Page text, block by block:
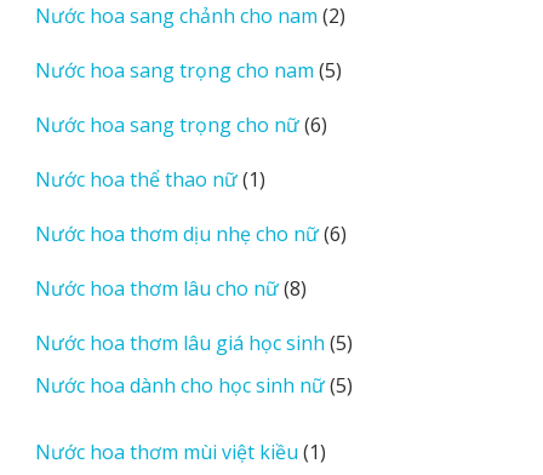
phẩm
Nước hoa sang chảnh cho nam 22
phẩm
Nước hoa sang trọng cho nam 55
Nước hoa sang trọng cho nữ 66
Nước hoa thể thao nữ 11
phẩm
Nước hoa thơm dịu nhẹ cho nữ 66
Nước hoa thơm lâu cho nữ 88
phẩm
Nước hoa thơm lâu giá học sinh 55
sản
phẩm
Nước hoa dành cho học sinh nữ 55
Nước hoa thơm mùi việt kiều 11